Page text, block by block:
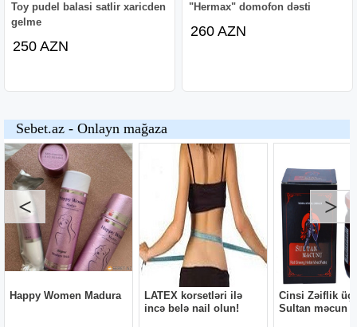
Toy pudel balasi satlir xaricden
gelme
250 AZN
"Hermax" domofon dəsti
260 AZN